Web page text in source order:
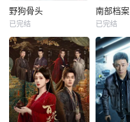
野狗骨头
已完结
南部档案
已完结